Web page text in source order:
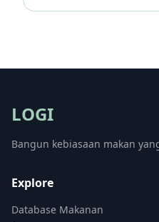
LOGI
Bangun kebiasaan makan
Explore
Database Makanan